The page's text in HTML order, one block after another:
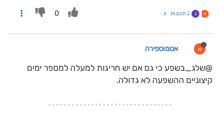
א ג 2 תגובות 0
א אטמוספירה
@שלג_בשפע כי גם אם יש חריגות למעלה למספר ימים
קיצוניים ההשפעה לא גדולה.